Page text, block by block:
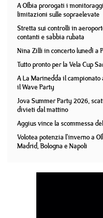
A Olbia prorogati i
limitazioni sulle sopraelevate
Stretta sui controlli in
contanti e sabbia rubata
Nina Zilli in concerto lunedì a
Tutto pronto per la Vela Cup
A La Marinedda il
il Wave Party
Jova Summer Party 2026,
divieti dal mattino
Aggius vince la scommessa
Volotea potenzia l'inverno a
Madrid, Bologna e Napoli